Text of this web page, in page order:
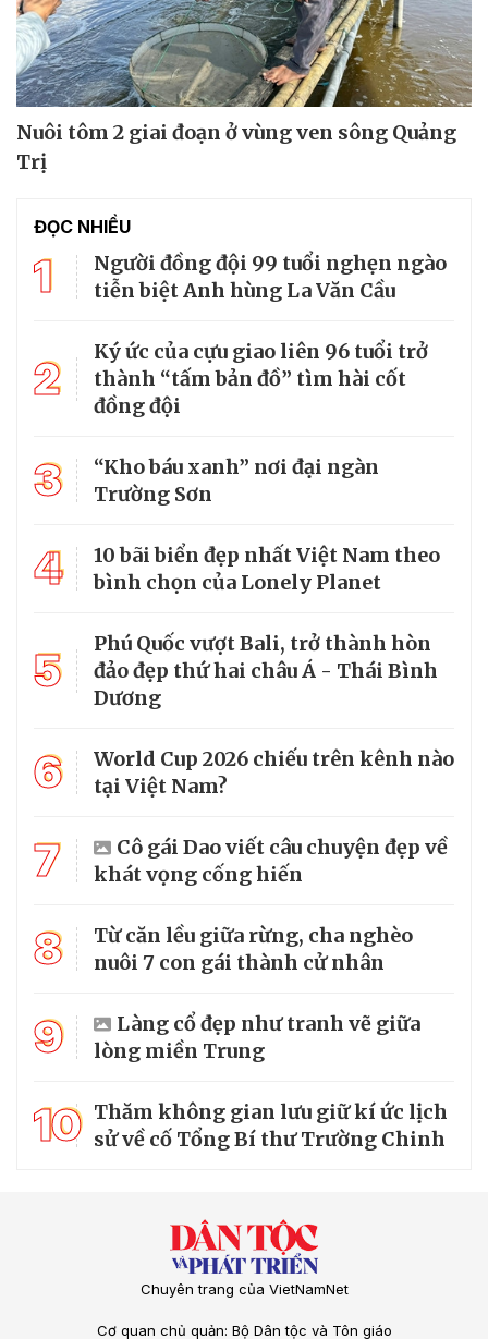
Nuôi tôm 2 giai đoạn ở vùng ven sông Quảng
Trị
ĐỌC NHIỀU
1
Người đồng đội 99 tuổi nghẹn ngào
tiễn biệt Anh hùng La Văn Cầu
2
Ký ức của cựu giao liên 96 tuổi trở
thành “tấm bản đồ” tìm hài cốt
đồng đội
3
“Kho báu xanh” nơi đại ngàn
Trường Sơn
4
10 bãi biển đẹp nhất Việt Nam theo
bình chọn của Lonely Planet
5
Phú Quốc vượt Bali, trở thành hòn
đảo đẹp thứ hai châu Á - Thái Bình
Dương
6
World Cup 2026 chiếu trên kênh nào
tại Việt Nam?
7
Cô gái Dao viết câu chuyện đẹp về
khát vọng cống hiến
8
Từ căn lều giữa rừng, cha nghèo
nuôi 7 con gái thành cử nhân
9
Làng cổ đẹp như tranh vẽ giữa
lòng miền Trung
10 Thăm không gian lưu giữ kí ức lịch
sử về cố Tổng Bí thư Trường Chinh
Chuyên trang của VietNamNet
Cơ quan chủ quản: Bộ Dân tộc và Tôn giáo